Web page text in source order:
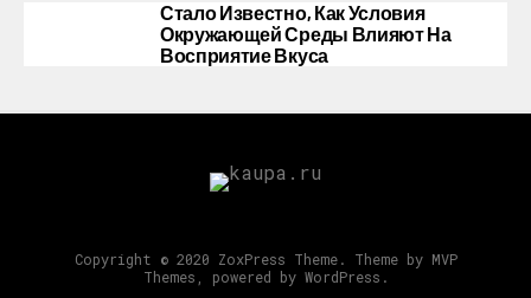
Стало Известно, Как Условия
Окружающей Среды Влияют На
Восприятие Вкуса
Copyright © 2020 ZoxPress Theme. Theme by MVP
Themes, powered by WordPress.